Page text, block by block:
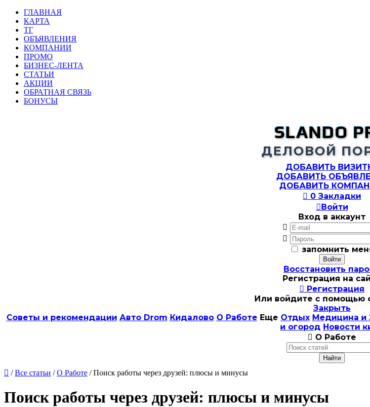
ГЛАВНАЯ
КАРТА
ТГ
ОБЪЯВЛЕНИЯ
КОМПАНИИ
ПРОМО
БИЗНЕС-ЛЕНТА
СТАТЬИ
АКЦИИ
ОБРАТНАЯ СВЯЗЬ
БОНУСЫ
SLANDO
ДЕЛОВОЙ
ДОБАВИТЬ
ДОБАВИТЬ
ДОБАВИТЬ
 0 Закладки
Войти
Вход в аккаунт


запомнить
Восстановить
Регистрация на
 Регистрация
Или войдите с помощью
Закрыть
Советы и рекомендации Авто Drom Кидалово О Работе Еще Отдых Медицина и
и огород Новости
 О Работе
 /Все статьи /О Работе / Поиск работы через друзей: плюсы и минусы
Поиск работы через друзей: плюсы и минусы